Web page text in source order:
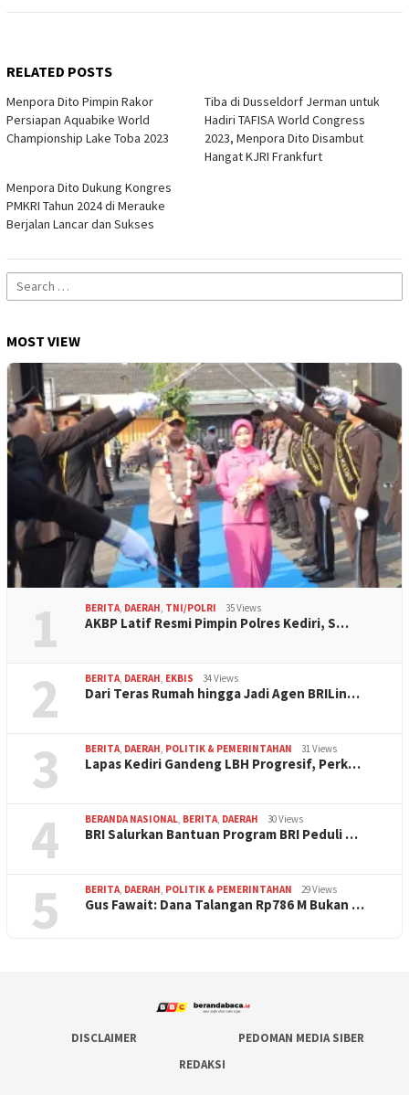
RELATED POSTS
Menpora Dito Pimpin Rakor
Persiapan Aquabike World
Championship Lake Toba 2023
Tiba di Dusseldorf Jerman untuk
Hadiri TAFISA World Congress
2023, Menpora Dito Disambut
Hangat KJRI Frankfurt
Menpora Dito Dukung Kongres
PMKRI Tahun 2024 di Merauke
Berjalan Lancar dan Sukses
Search
for:
MOST VIEW
1 BERITA, DAERAH, TNI/POLRI 35 Views
AKBP Latif Resmi Pimpin Polres Kediri, S…
2 BERITA, DAERAH, EKBIS 34 Views
Dari Teras Rumah hingga Jadi Agen BRILin…
3 BERITA, DAERAH, POLITIK & PEMERINTAHAN 31 Views
Lapas Kediri Gandeng LBH Progresif, Perk…
4 BERANDA NASIONAL, BERITA, DAERAH 30 Views
BRI Salurkan Bantuan Program BRI Peduli …
5 BERITA, DAERAH, POLITIK & PEMERINTAHAN 29 Views
Gus Fawait: Dana Talangan Rp786 M Bukan …
DISCLAIMER
PEDOMAN MEDIA SIBER
REDAKSI